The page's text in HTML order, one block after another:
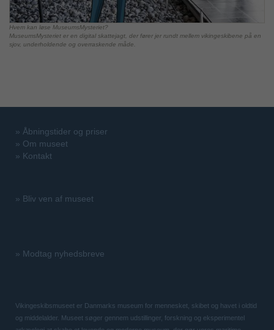
Hvem kan løse MuseumsMysteriet?
MuseumsMysteriet er en digital skattejagt, der fører jer rundt mellem vikingeskibene på en
sjov, underholdende og overraskende måde.
» Åbningstider og priser
» Om museet
» Kontakt
» Bliv ven af museet
» Modtag nyhedsbreve
Vikingeskibsmuseet er Danmarks museum for mennesket, skibet og havet i oldtid
og middelalder. Museet søger gennem udstillinger, forskning og eksperimentel